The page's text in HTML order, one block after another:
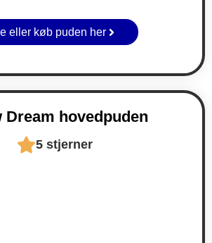
eller køb puden her
Dream hovedpuden
5 stjerner